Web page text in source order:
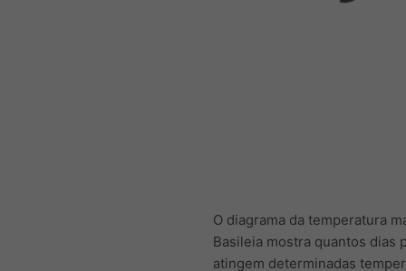
O diagrama da temperatura
Basileia mostra quantos dias
atingem determinadas